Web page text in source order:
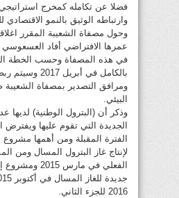
فضلا عن تكامله كمخرج
وارتباطه الوثيق بالنمو الاقتصادي
وحول مصفاة الشعيبة المقرر
عمرها الافتراضي أفاد العسعوسي
في هذه المصفاة وحسب الخطة
بالكامل في
ومرافق التصدير بمصفاة
البيئي.
وذكر أن (البترول الوطنية) لديها
الجديدة التي تقوم عليها ويفترض
الفترة المقبلة ومن أهمها مشروع
لإنتاج غاز البترول المسال ومن
الفعلي في مارس
2016 للجزء الثاني.